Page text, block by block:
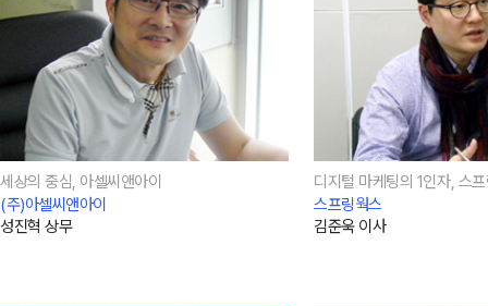
세상의 중심, 아셀씨앤아이
(주)아셀씨앤아이
성진혁 상무
디지털 마케팅의 1인자, 스
스프링웍스
김준욱 이사